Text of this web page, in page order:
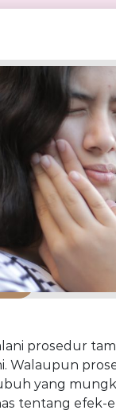
prosedur
Walaupun
yang
tentang